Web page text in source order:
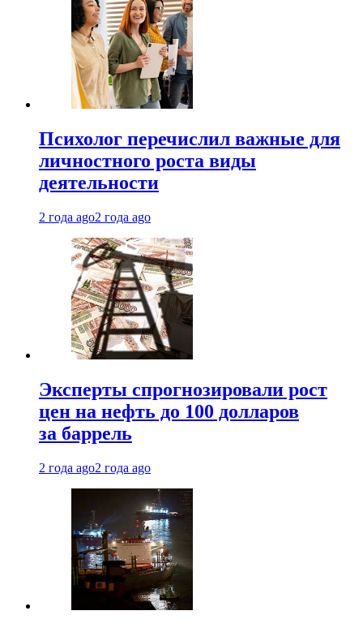
Психолог перечислил важные для
личностного роста виды
деятельности
2 года ago2 года ago
Эксперты спрогнозировали рост
цен на нефть до 100 долларов
за баррель
2 года ago2 года ago